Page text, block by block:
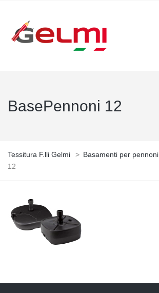
BasePennoni 12
Tessitura F.lli Gelmi > Basamenti per pennoni
12